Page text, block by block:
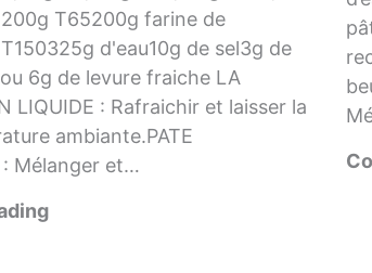
T65200g farine de
d'eau10g de sel3g de
6g de levure fraiche LA
LIQUIDE : Rafraichir et laisser la
ambiante.PATE
: Mélanger et…